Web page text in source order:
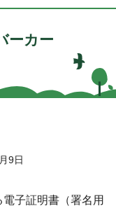
ーカー
9日
子証明書（署名用